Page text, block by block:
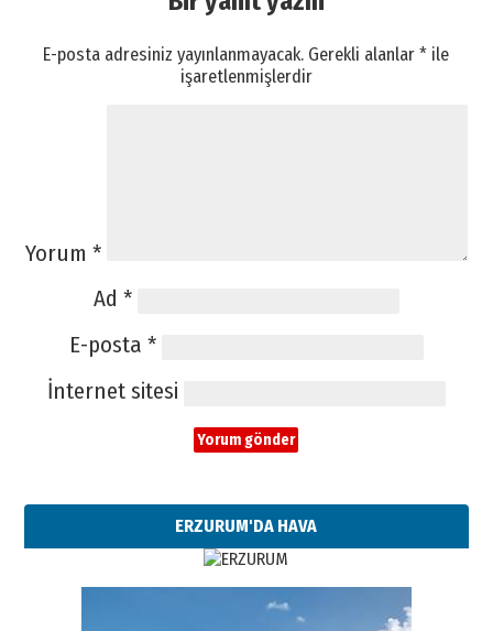
E-posta adresiniz yayınlanmayacak. Gerekli alanlar* ile
işaretlenmişlerdir
Yorum *
Ad *
E-posta *
İnternet sitesi
ERZURUM'DA HAVA